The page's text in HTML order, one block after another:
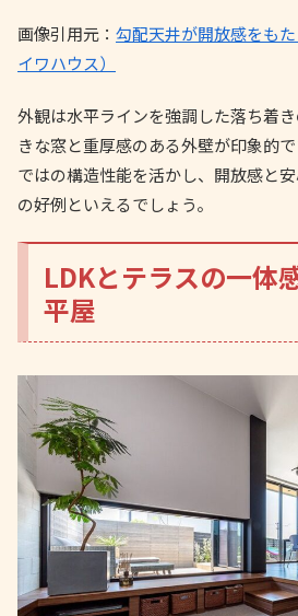
画像引用元： 勾配天井が開放感をも
イワハウス）
外観は水平ラインを強調した落ち着
きな窓と重厚感のある外壁が印象的
ではの構造性能を活かし、開放感と
の好例といえるでしょう。
LDKとテラスの一体
平屋